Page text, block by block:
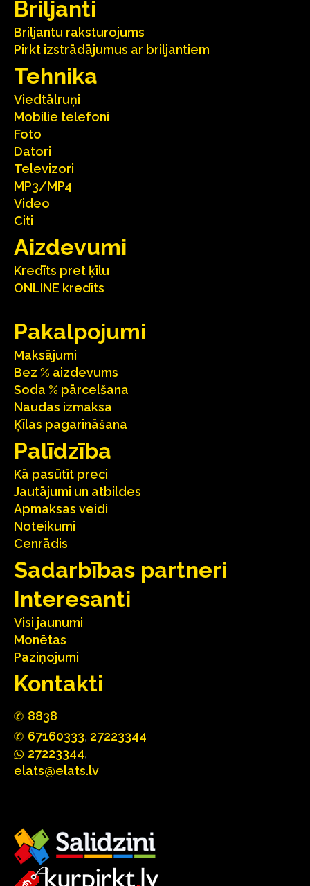
Briljanti
Briljantu raksturojums
Pirkt izstrādājumus ar briljantiem
Tehnika
Viedtālruņi
Mobilie telefoni
Foto
Datori
Televizori
MP3/MP4
Video
Citi
Aizdevumi
Kredīts pret ķīlu
ONLINE kredīts
Pakalpojumi
Maksājumi
Bez % aizdevums
Soda % pārcelšana
Naudas izmaksa
Ķīlas pagarināšana
Palīdzība
Kā pasūtīt preci
Jautājumi un atbildes
Apmaksas veidi
Noteikumi
Cenrādis
Sadarbības partneri
Interesanti
Visi jaunumi
Monētas
Paziņojumi
Kontakti
8838
67160333, 27223344
27223344,
elats@elats.lv